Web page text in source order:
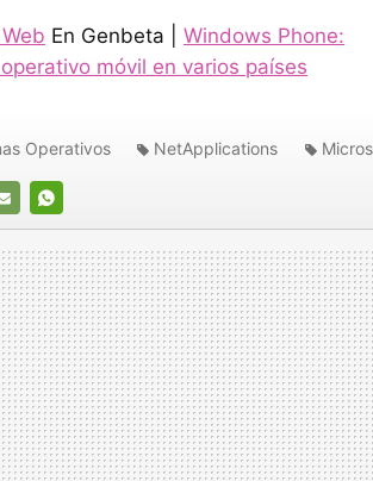
En Genbeta | Windows Phone:
móvil en varios países
WHATSAPP
Operativos NetApplications